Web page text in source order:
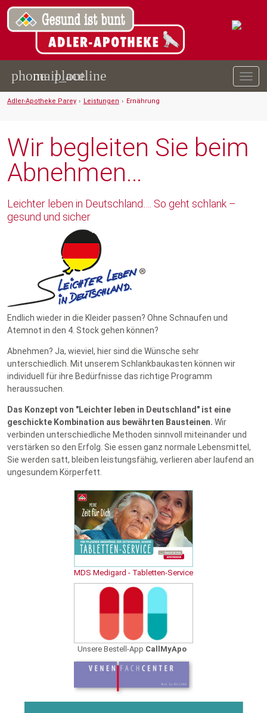
phonemail_outline
place
Adler-Apotheke Parey › Leistungen › Ernährung
Wir begleiten Sie beim
Abnehmen…
Leichter leben in Deutschland…. So geht schlank –
gesund und sicher
Endlich wieder in die Kleider passen? Ohne Schnaufen und
Atemnot in den 4. Stock gehen können?
Abnehmen? Ja, wieviel, hier sind die Wünsche sehr
unterschiedlich. Mit unserem Schlankbaukasten können wir
individuell für ihre Bedürfnisse das richtige Programm
heraussuchen.
Das Konzept von "Leichter leben in Deutschland" ist eine
geschickte Kombination aus bewährten Bausteinen. Wir
verbinden unterschiedliche Methoden sinnvoll miteinander und
verstärken so den Erfolg. Sie essen ganz normale Lebensmittel,
Sie werden satt, bleiben leistungsfähig, verlieren aber laufend an
ungesundem Körperfett.
MDS Medigard - Tabletten-Service
Unsere Bestell-App CallMyApo